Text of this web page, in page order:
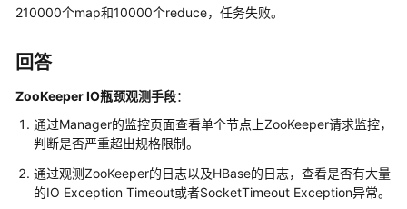
品
介
绍
计
费
说
明
210000个map和10000个reduce，任务失败。
回答
ZooKeeper IO瓶颈观测手段：
通过Manager的监控页面查看单个节点上ZooKeeper请求监控，
判断是否严重超出规格限制。
通过观测ZooKeeper的日志以及HBase的日志，查看是否有大量
的IO Exception Timeout或者SocketTimeout Exception异常。